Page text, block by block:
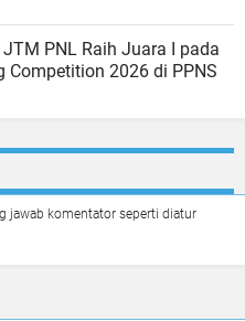
PNL Raih Juara I pada
Competition 2026 di PPNS
jawab komentator seperti diatur